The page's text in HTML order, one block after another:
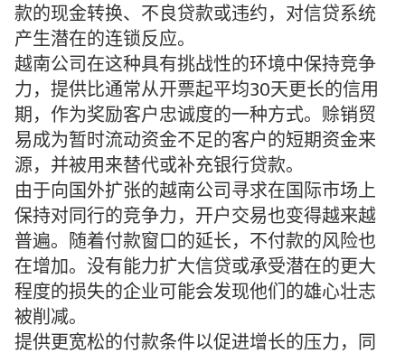
款的现金转换、不良贷款或违约，对信贷系统
产生潜在的连锁反应。
越南公司在这种具有挑战性的环境中保持竞争
力，提供比通常从开票起平均30天更长的信用
期，作为奖励客户忠诚度的一种方式。赊销贸
易成为暂时流动资金不足的客户的短期资金来
源，并被用来替代或补充银行贷款。
由于向国外扩张的越南公司寻求在国际市场上
保持对同行的竞争力，开户交易也变得越来越
普遍。随着付款窗口的延长，不付款的风险也
在增加。没有能力扩大信贷或承受潜在的更大
程度的损失的企业可能会发现他们的雄心壮志
被削减。
提供更宽松的付款条件以促进增长的压力，同